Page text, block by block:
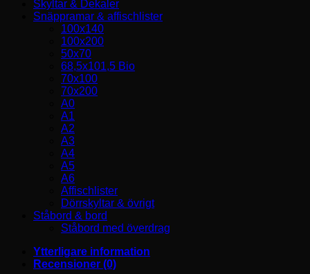
Skyltar & Dekaler
Snäppramar & affischlister
100x140
100x200
50x70
68,5x101,5 Bio
70x100
70x200
A0
A1
A2
A3
A4
A5
A6
Affischlister
Dörrskyltar & övrigt
Ståbord & bord
Ståbord med överdrag
Ytterligare information
Recensioner (0)